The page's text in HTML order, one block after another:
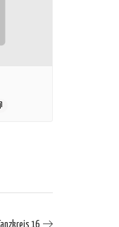
Tanzkreis 16